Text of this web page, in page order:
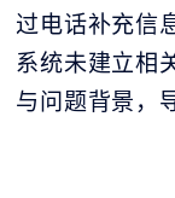
过电话补充信
系统未建立相
与问题背景，